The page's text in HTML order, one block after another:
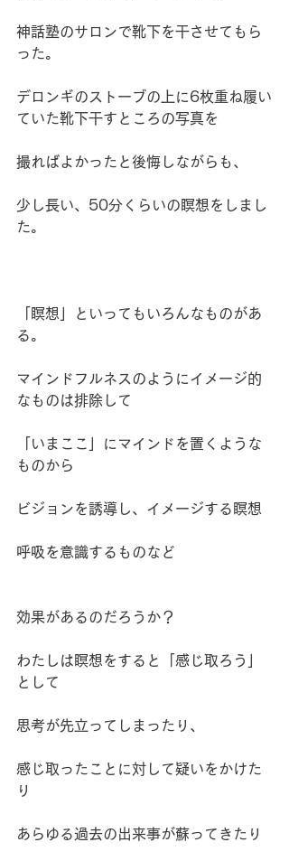
神話塾のサロンで靴下を干させてもら
った。
デロンギのストーブの上に6枚重ね履い
ていた靴下干すところの写真を
撮ればよかったと後悔しながらも、
少し長い、50分くらいの瞑想をしまし
た。
「瞑想」といってもいろんなものがあ
る。
マインドフルネスのようにイメージ的
なものは排除して
「いまここ」にマインドを置くような
ものから
ビジョンを誘導し、イメージする瞑想
呼吸を意識するものなど
効果があるのだろうか？
わたしは瞑想をすると「感じ取ろう」
として
思考が先立ってしまったり、
感じ取ったことに対して疑いをかけた
り
あらゆる過去の出来事が蘇ってきたり